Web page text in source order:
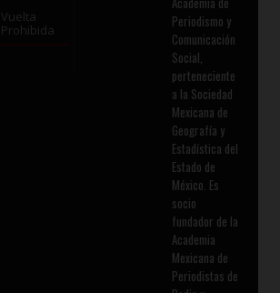
Vuelta
Prohibida
Periodismo y
Comunicación
Social,
perteneciente
a la Sociedad
Mexicana de
Geografía y
Estadística del
Estado de
México. Es
socio
fundador de la
Academia
Mexicana de
Periodistas de